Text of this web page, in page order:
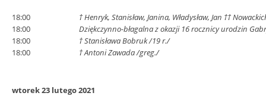
18:00
† Henryk, Stanisław, Janina, Władysław, Jan ††
18:00
Dziękczynno-błagalna z okazji 16 rocznicy urodzin
18:00
† Stanisława Bobruk /19 r./
18:00
† Antoni Zawada /greg./
wtorek 23 lutego 2021